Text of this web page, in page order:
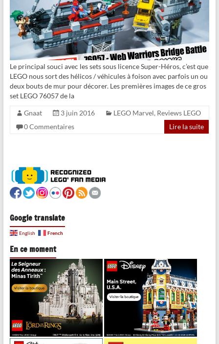
Le principal souci avec les sets sous licence Super-Héros, c’est que
LEGO nous sort des hélicos / véhicules à foison avec parfois un ou
deux bouts de mur pour décorer. Les premières images de ce gros
set LEGO 76057 de la
Gnaat 3 juin 2016 LEGO Marvel, Reviews LEGO
0 Commentaires
Lire la suite
Google translate
English French
En ce moment